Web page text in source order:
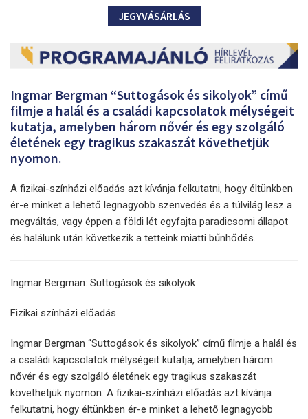
JEGYVÁSÁRLÁS
Ingmar Bergman “Suttogások és sikolyok” című
filmje a halál és a családi kapcsolatok mélységeit
kutatja, amelyben három nővér és egy szolgáló
életének egy tragikus szakaszát követhetjük
nyomon.
A fizikai-színházi előadás azt kívánja felkutatni, hogy éltünkben
ér-e minket a lehető legnagyobb szenvedés és a túlvilág lesz a
megváltás, vagy éppen a földi lét egyfajta paradicsomi állapot
és halálunk után következik a tetteink miatti bűnhődés.
Ingmar Bergman: Suttogások és sikolyok
Fizikai színházi előadás
Ingmar Bergman “Suttogások és sikolyok” című filmje a halál és
a családi kapcsolatok mélységeit kutatja, amelyben három
nővér és egy szolgáló életének egy tragikus szakaszát
követhetjük nyomon. A fizikai-színházi előadás azt kívánja
felkutatni, hogy éltünkben ér-e minket a lehető legnagyobb